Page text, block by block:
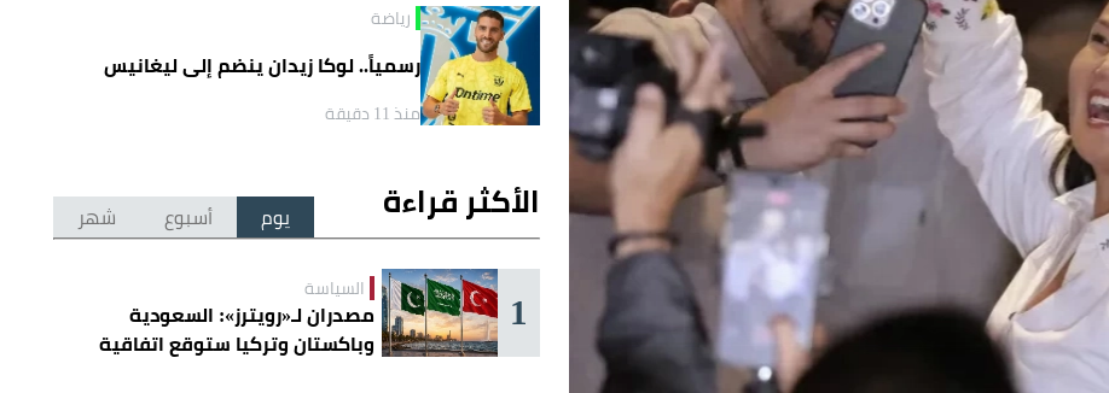
رياضة
رسمياً.. لوكا زيدان ينضم إلى ليغانيس
منذ 11 دقيقة
الأكثر قراءة يوم أسبوع شهر
1 السياسة
مصدران لـ«رويترز»: السعودية
وباكستان وتركيا ستوقع اتفاقية